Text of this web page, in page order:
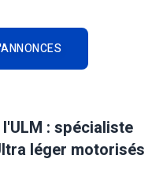
: spécialiste
léger motorisés